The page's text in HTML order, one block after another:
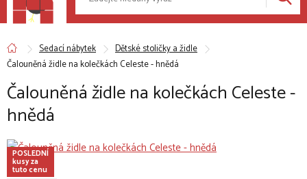
Sedací nábytek
Dětské stoličky a židle
Čalouněná židle na kolečkách Celeste - hnědá
Čalouněná židle na kolečkách Celeste -
hnědá
POSLEDNÍ
kusy za
tuto cenu